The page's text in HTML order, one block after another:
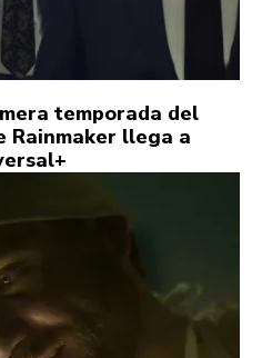
temporada del
llega a